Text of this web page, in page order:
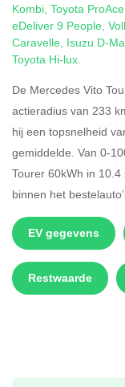
Kombi, Toyota
eDeliver 9 People,
Caravelle, Isuzu D-
Toyota Hi-lux.
De Mercedes Vito
actieradius van 233
hij een topsnelheid
gemiddelde. Van 0-
Tourer 60kWh in
binnen het
EV gegevens
Restwaarde